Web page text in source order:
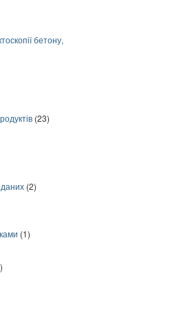
бетону,
(23)
(2)
(1)